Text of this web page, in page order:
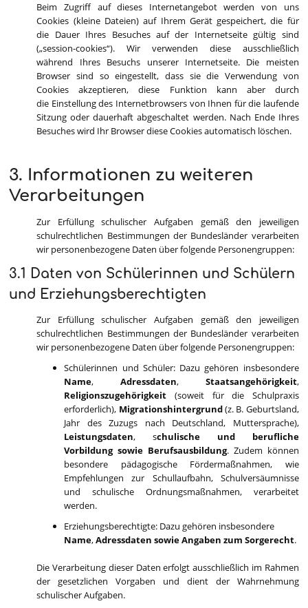
Beim Zugriff auf dieses Internetangebot werden von uns
Cookies (kleine Dateien) auf Ihrem Gerät gespeichert, die für
die Dauer Ihres Besuches auf der Internetseite gültig sind
(„session-cookies“). Wir verwenden diese ausschließlich
während Ihres Besuchs unserer Internetseite. Die meisten
Browser sind so eingestellt, dass sie die Verwendung von
Cookies akzeptieren, diese Funktion kann aber durch
die Einstellung des Internetbrowsers von Ihnen für die laufende
Sitzung oder dauerhaft abgeschaltet werden. Nach Ende Ihres
Besuches wird Ihr Browser diese Cookies automatisch löschen.
3. Informationen zu weiteren
Verarbeitungen
Zur Erfüllung schulischer Aufgaben gemäß den jeweiligen
schulrechtlichen Bestimmungen der Bundesländer verarbeiten
wir personenbezogene Daten über folgende Personengruppen:
3.1 Daten von Schülerinnen und Schülern
und Erziehungsberechtigten
Zur Erfüllung schulischer Aufgaben gemäß den jeweiligen
schulrechtlichen Bestimmungen der Bundesländer verarbeiten
wir personenbezogene Daten über folgende Personengruppen:
Schülerinnen und Schüler: Dazu gehören insbesondere
Name, Adressdaten, Staatsangehörigkeit,
Religionszugehörigkeit (soweit für die Schulpraxis
erforderlich), Migrationshintergrund(z. B. Geburtsland,
Jahr des Zuzugs nach Deutschland, Muttersprache),
Leistungsdaten, schulische und berufliche
Vorbildung sowie Berufsausbildung. Zudem können
besondere pädagogische Fördermaßnahmen, wie
Empfehlungen zur Schullaufbahn, Schulversäumnisse
und schulische Ordnungsmaßnahmen, verarbeitet
werden.
Erziehungsberechtigte: Dazu gehören insbesondere
Name,Adressdaten sowie Angaben zum Sorgerecht.
Die Verarbeitung dieser Daten erfolgt ausschließlich im Rahmen
der gesetzlichen Vorgaben und dient der Wahrnehmung
schulischer Aufgaben.